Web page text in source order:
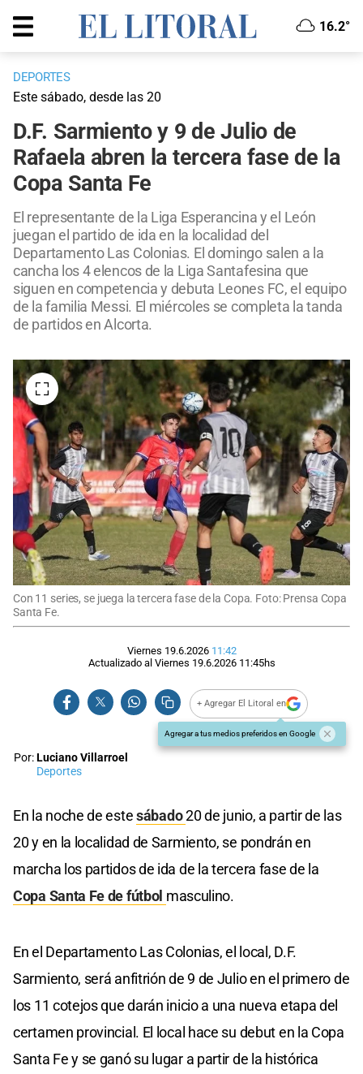
16.2°
DEPORTES
Este sábado, desde las 20
D.F. Sarmiento y 9 de Julio de
Rafaela abren la tercera fase de la
Copa Santa Fe
El representante de la Liga Esperancina y el León
juegan el partido de ida en la localidad del
Departamento Las Colonias. El domingo salen a la
cancha los 4 elencos de la Liga Santafesina que
siguen en competencia y debuta Leones FC, el equipo
de la familia Messi. El miércoles se completa la tanda
de partidos en Alcorta.
Con 11 series, se juega la tercera fase de la Copa. Foto: Prensa Copa
Santa Fe.
Viernes 19.6.2026 11:42
Actualizado al Viernes 19.6.2026 11:45hs
+ Agregar El Litoral en
Agregar a tus medios preferidos en Google
Por:Luciano Villarroel
Deportes
En la noche de estesábado20 de junio, a partir de las
20 y en la localidad de Sarmiento, se pondrán en
marcha los partidos de ida de la tercera fase de la
Copa Santa Fe de fútbol masculino.
En el Departamento Las Colonias, el local, D.F.
Sarmiento, será anfitrión de 9 de Julio en el primero de
los 11 cotejos que darán inicio a una nueva etapa del
certamen provincial. El local hace su debut en la Copa
Santa Fe y se ganó su lugar a partir de la histórica